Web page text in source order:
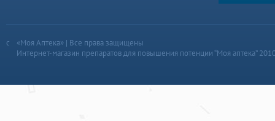
«Моя Аптека» | Все права защищены
Интернет-магазин препаратов для повышения потенции “Моя аптека”